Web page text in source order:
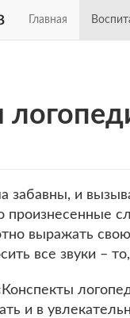
Главная
забавны, и
произнесенные
выражать
все звуки –
и в